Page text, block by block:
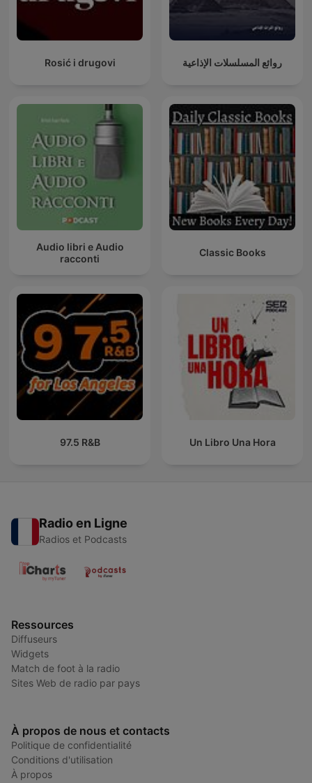
Rosić i drugovi روائع المسلسلات الإذاعية
Audio libri e Audio
racconti
Classic Books
97.5 R&B Un Libro Una Hora
Radio en Ligne
Radios et Podcasts
Ressources
Diffuseurs
Widgets
Match de foot à la radio
Sites Web de radio par pays
À propos de nous et contacts
Politique de confidentialité
Conditions d'utilisation
À propos